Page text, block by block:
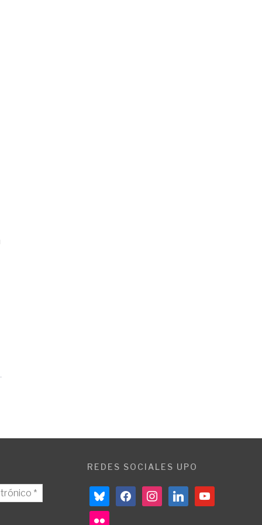
REDES SOCIALES UPO
blueskyfacebookinstagramlinkedin youtube
flickr